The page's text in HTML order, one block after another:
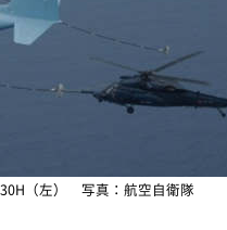
（左） 写真：航空自衛隊